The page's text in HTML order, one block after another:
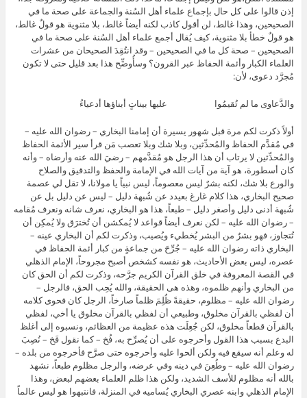
إذن قالوا على كل حال بإجماع علماء أهل السُنة والجماعة على صحة ما في
الصحيحين، وهذا غالط، لن أقول كاذب لكنه أيضاً غالط، بلا مثنوية هو قولٌ غالط،
هو قولٌ خطأ بلا مثنوية، كيف يُقال أجمع علماء أهل السُنة على صحة ما في
الصحيحين – صحة كل ما في الصحيحين – وقد انتُقِدَ الصحيحان من عشرات
العلماء الكبار وأئمة الحفاظ عبر القرون؟ وسأُوضِّح هذا بعد قليل حتى لا تكون
مُجرَّد دعوى، لأن:
والدَّعاوى ما لم تُقيمُوا عليها بيناتٍ أبناؤها أدعياءُ
أولاً ذكرت لكم مرة قبل شهور يسيرة أن إمامنا البخاري – رضوان الله عليه –
في مُقدَّم الحفاظ والمُحدِّثين، وبلا شك وبلا تعصب مَن قرأ سير الأئمة الحفاظ
والمُحدِّثين لا يرتاب أن هذا الرجل هو مُقدَّمهم – رضيَ الله عنه وأرضاه – وأنه
كان أسطورة، هو آية من آيات الله في الإمامة والحفظ والتدقيق والصلاح
والورع بلا شك، لكنه بشرٌ ليس معصوماً، ليس نبياً يا مولانا، لا تقل لي عصمة
صحيح البخاري، هذا كلام غارغ بعيدد عن شُبهة دليل – ليس عن دليل بل عن
شُبهة أدنى دليل وأصغر دليل – طبعاً، هذا هو البخاري، نعرف شانه ونعرف مُقامه
– رضوان الله عليه – لكن نعرف أيضاً قواعد لا يُمكشن أن تُخترَق ولا يُمكِن أن
تُتجاوز، فهو بشرٌ من البشر يُخطيء ويُصيب، وذكرت لكم أن البخاري عينه –
البخاري ذاته رضوان الله عليه – جُرِّحَ من جماعةٍ من كبار أئمة الحفاظ في
عصره، ليس بعض الأحاديث، هو نفسه كشخص أصبح مجروحاً، الإمام الذهلي
في القصة المعروفة في خلق القرآن الكريم جرَّحه، وذكرت لكم أن الحق كان
من البخاري وأنهم ظلموه، وهذه هى الحقيقة، والله يُحِب الحق، فالرجل –
رضوان الله عليه – مظلوم، حقيقةً ظُلِمَ ظلماً صارخاً، الرجل كان فحوى كلامه
أن لفظي بالقرآن مخلوق، وطبيعي أن لفظي بالقرآن مخلوق يا أخي، لفظي
بالقرآن قطعاً مخلوق، لكن جُعِلَت هذه عظيمة من العظائم، ونسبوه إلى أغلظ
البدع بسبب هذا القول وأحرجوه على أن يُصرِّح به، فُخ – كما نقول فَخ – نُصِبَ
له وعلم أنه سيقع فيه ولكن ألحوا عليه وأحرجوه حتى صرَّح فأخرجوه من بلده –
رضوان الله عليه – وطُعِنَ في دينه وفي عرضه، والرجل مظلوم طبعاً، نشهد
بالله أنه مظلوم للأسف الشديد، ولكن هذا ظلم العلماء بعضهم لبعض، وهذا
الإمام الذهلي وابنه عصري البخاري يُساميه في المنزلة، فانتبهوا هو ليس عالماً